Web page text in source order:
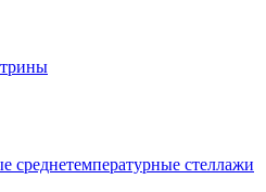
среднетемпературные стеллажи